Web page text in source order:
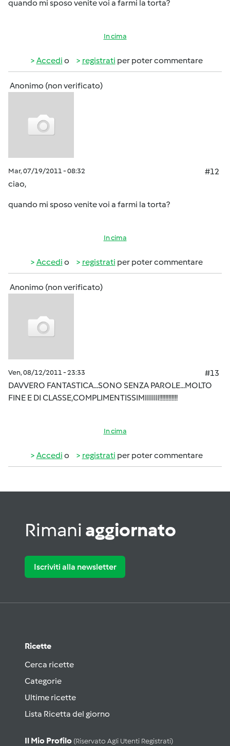
quando mi sposo venite voi a farmi la torta?
In cima
Accedi o registrati per poter commentare
Anonimo (non verificato)
Mar, 07/19/2011 - 08:32
#12
ciao,
quando mi sposo venite voi a farmi la torta?
In cima
Accedi o registrati per poter commentare
Anonimo (non verificato)
Ven, 08/12/2011 - 23:33
#13
DAVVERO FANTASTICA...SONO SENZA PAROLE...MOLTO
FINE E DI CLASSE,COMPLIMENTISSIMIIIIIII!!!!!!!!!!!!
In cima
Accedi o registrati per poter commentare
Rimani aggiornato
Iscriviti alla newsletter
Ricette
Cerca ricette
Categorie
Ultime ricette
Lista Ricetta del giorno
Il Mio Profilo (riservato Agli Utenti Registrati)